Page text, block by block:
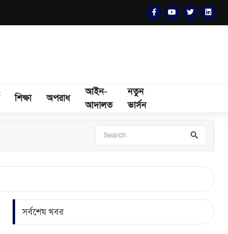
শিক্ষা অপরাধ
আইন-
আদালত
নতুন
ভার্সন
সর্বশেষ খবর